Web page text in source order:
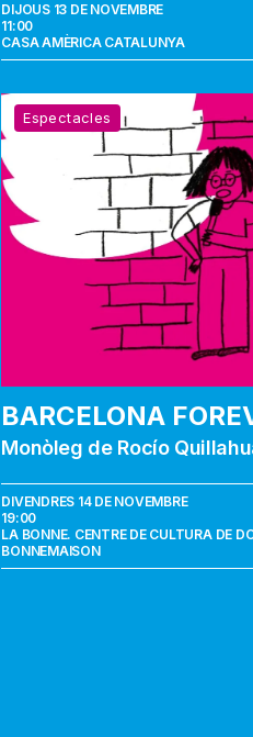
DIJOUS 13 DE NOVEMBRE
11:00
CASA AMÈRICA CATALUNYA
Barcelona
forever
Espectacles
BARCELONA
Monòleg de Rocío
DIVENDRES 14 DE NOVEMBRE
19:00
LA BONNE. CENTRE DE CULTURA DE
BONNEMAISON